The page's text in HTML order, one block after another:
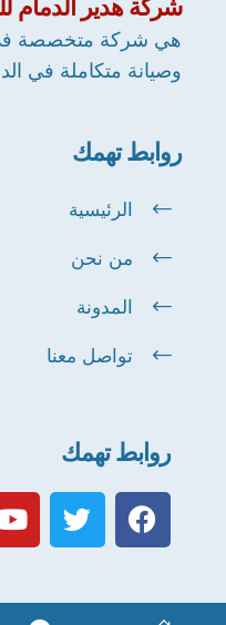
شركةهدير الدمام
هي شركة متخصصة
وصيانة متكاملة في
روابط تهمك
الرئيسية
من نحن
المدونة
تواصل معنا
روابط تهمك